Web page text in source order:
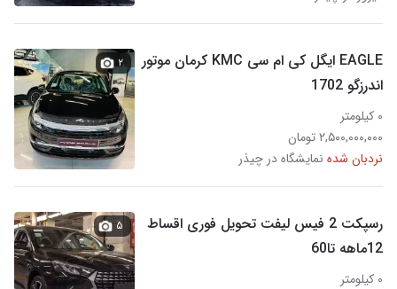
EAGLE ایگل کی ام سی KMC کرمان موتور
اندرزگو 1702
۰ کیلومتر
۲,۵۰۰,۰۰۰,۰۰۰ تومان
نردبان شده نمایشگاه در چیذر
۲
رسپکت 2 فیس لیفت تحویل فوری اقساط
12ماهه تا60
۰ کیلومتر
۵